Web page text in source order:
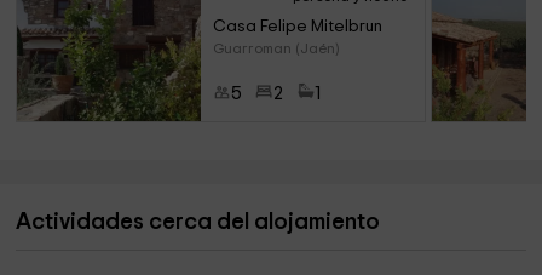
Casa Felipe Mitelbrun
Guarroman (Jaén)
5 2
Actividades cerca del alojamiento